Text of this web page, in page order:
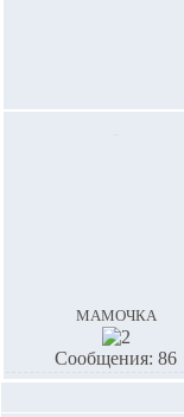
мамочка
Сообщения: 86